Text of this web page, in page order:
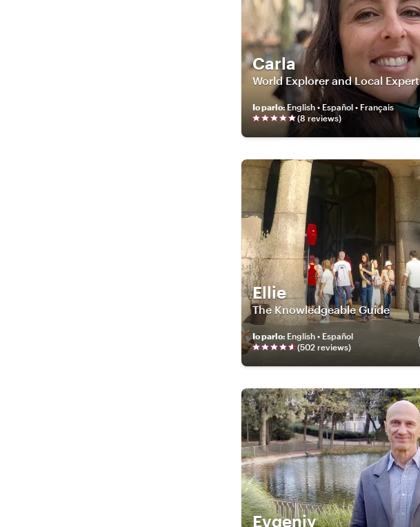
Carla
World Explorer and Local Expert
Io parlo:English • Español • Français
(8 reviews)
Ellie
The Knowledgeable Guide
Io parlo: English • Español
(502 reviews)
Evgeniy